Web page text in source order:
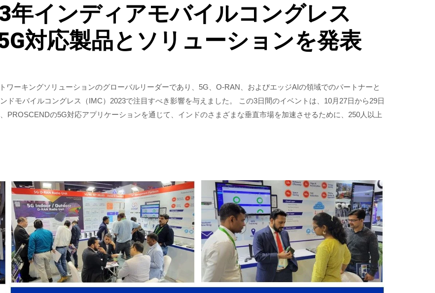
年インディアモバイルコングレス
対応製品とソリューションを発表
ワーキングソリューションのグローバルリーダーであり、5G、O-RAN、およびエッジAIの領域でのパートナーと
ドモバイルコングレス（IMC）2023で注目すべき影響を与えました。 この3日間のイベントは、10月27日から29日
PROSCENDの5G対応アプリケーションを通じて、インドのさまざまな垂直市場を加速させるために、250人以上